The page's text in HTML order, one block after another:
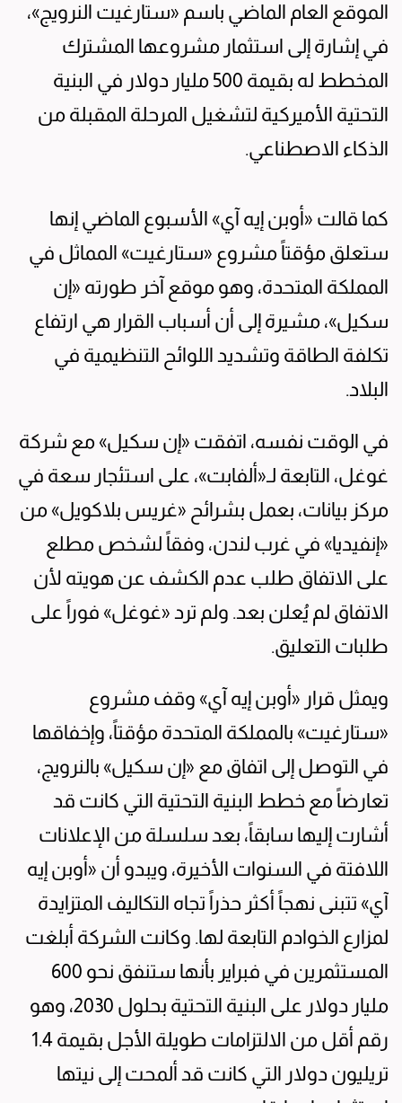
الموقع العام الماضي باسم «ستارغيت النرويج»،
في إشارة إلى استثمار مشروعها المشترك
المخطط له بقيمة 500 مليار دولار في البنية
التحتية الأميركية لتشغيل المرحلة المقبلة من
الذكاء الاصطناعي.
كما قالت «أوبن إيه آي» الأسبوع الماضي إنها
ستعلق مؤقتاً مشروع «ستارغيت» المماثل في
المملكة المتحدة، وهو موقع آخر طورته «إن
سكيل»، مشيرة إلى أن أسباب القرار هي ارتفاع
تكلفة الطاقة وتشديد اللوائح التنظيمية في
البلاد.
في الوقت نفسه، اتفقت «إن سكيل» مع شركة
غوغل، التابعة لـ«ألفابت»، على استئجار سعة في
مركز بيانات، بعمل بشرائح «غريس بلاكويل» من
«إنفيديا» في غرب لندن، وفقاً لشخص مطلع
على الاتفاق طلب عدم الكشف عن هويته لأن
الاتفاق لم يُعلن بعد. ولم ترد «غوغل» فوراً على
طلبات التعليق.
ويمثل قرار «أوبن إيه آي» وقف مشروع
«ستارغيت» بالمملكة المتحدة مؤقتاً، وإخفاقها
في التوصل إلى اتفاق مع «إن سكيل» بالنرويج،
تعارضاً مع خطط البنية التحتية التي كانت قد
أشارت إليها سابقاً، بعد سلسلة من الإعلانات
اللافتة في السنوات الأخيرة، ويبدو أن «أوبن إيه
آي» تتبنى نهجاً أكثر حذراً تجاه التكاليف المتزايدة
لمزارع الخوادم التابعة لها. وكانت الشركة أبلغت
المستثمرين في فبراير بأنها ستنفق نحو 600
مليار دولار على البنية التحتية بحلول 2030، وهو
رقم أقل من الالتزامات طويلة الأجل بقيمة 1.4
تريليون دولار التي كانت قد ألمحت إلى نيتها